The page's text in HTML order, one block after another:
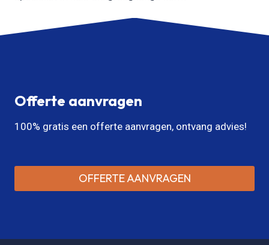
Offerte aanvragen
100% gratis een offerte aanvragen, ontvang advies!
OFFERTE AANVRAGEN